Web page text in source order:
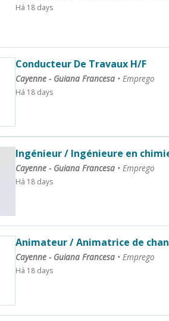
Há 18 days
Conducteur De Travaux H/F
Cayenne - Guiana Francesa • Emprego
Há 18 days
Ingénieur / Ingénieure en
Cayenne - Guiana Francesa • Emprego
Há 18 days
Animateur / Animatrice de
Cayenne - Guiana Francesa • Emprego
Há 18 days